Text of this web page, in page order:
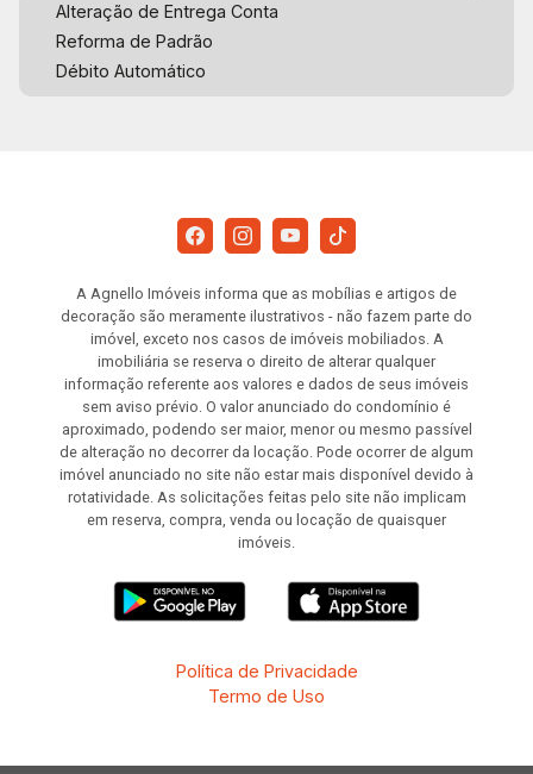
Alteração de Entrega Conta
Reforma de Padrão
Débito Automático
A Agnello Imóveis informa que as mobílias e artigos de
decoração são meramente ilustrativos - não fazem parte do
imóvel, exceto nos casos de imóveis mobiliados. A
imobiliária se reserva o direito de alterar qualquer
informação referente aos valores e dados de seus imóveis
sem aviso prévio. O valor anunciado do condomínio é
aproximado, podendo ser maior, menor ou mesmo passível
de alteração no decorrer da locação. Pode ocorrer de algum
imóvel anunciado no site não estar mais disponível devido à
rotatividade. As solicitações feitas pelo site não implicam
em reserva, compra, venda ou locação de quaisquer
imóveis.
Política de Privacidade
Termo de Uso